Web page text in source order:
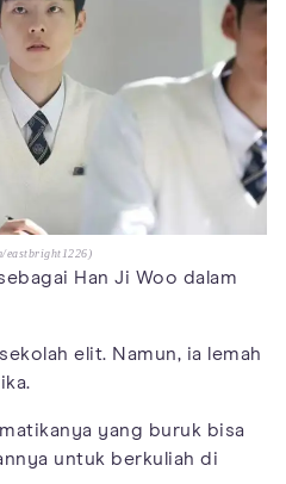
eastbright1226)
Han Ji Woo dalam
elit. Namun, ia lemah
yang buruk bisa
untuk berkuliah di